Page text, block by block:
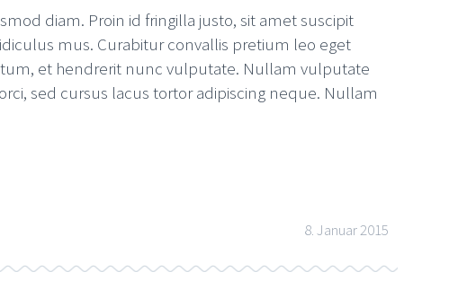
diam. Proin id fringilla justo, sit amet suscipit
mus. Curabitur convallis pretium leo eget
et hendrerit nunc vulputate. Nullam vulputate
sed cursus lacus tortor adipiscing neque. Nullam
8. Januar 2015